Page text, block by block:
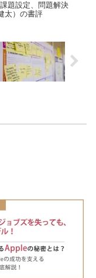
題設定、問題解決
太）の書評